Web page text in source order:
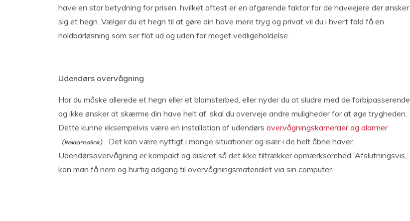
have en stor betydning for prisen, hvilket oftest er en afgørende faktor for de haveejere der ønsker
sig et hegn. Vælger du et hegn til at gøre din have mere tryg og privat vil du i hvert fald få en
holdbarløsning som ser flot ud og uden for meget vedligeholdelse.
Udendørs overvågning
Har du måske allerede et hegn eller et blomsterbed, eller nyder du at sludre med de forbipasserende
og ikke ønsker at skærme din have helt af, skal du overveje andre muligheder for at øge trygheden.
Dette kunne eksempelvis være en installation af udendørs overvågningskameraer og alarmer
. Det kan være nyttigt i mange situationer og især i de helt åbne haver.
Udendørsovervågning er kompakt og diskret så det ikke tiltrækker opmærksomhed. Afslutningsvis,
kan man få nem og hurtig adgang til overvågningsmaterialet via sin computer.